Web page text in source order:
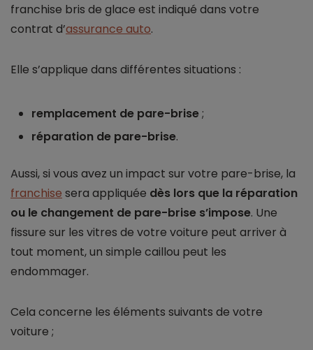
franchise bris de glace est indiqué dans votre
contrat d’assurance auto.
Elle s’applique dans différentes situations :
remplacement de pare-brise;
réparation de pare-brise.
Aussi, si vous avez un impact sur votre pare-brise, la
franchise sera appliquée dès lors que la réparation
ou le changement de pare-brise s’impose. Une
fissure sur les vitres de votre voiture peut arriver à
tout moment, un simple caillou peut les
endommager.
Cela concerne les éléments suivants de votre
voiture ;